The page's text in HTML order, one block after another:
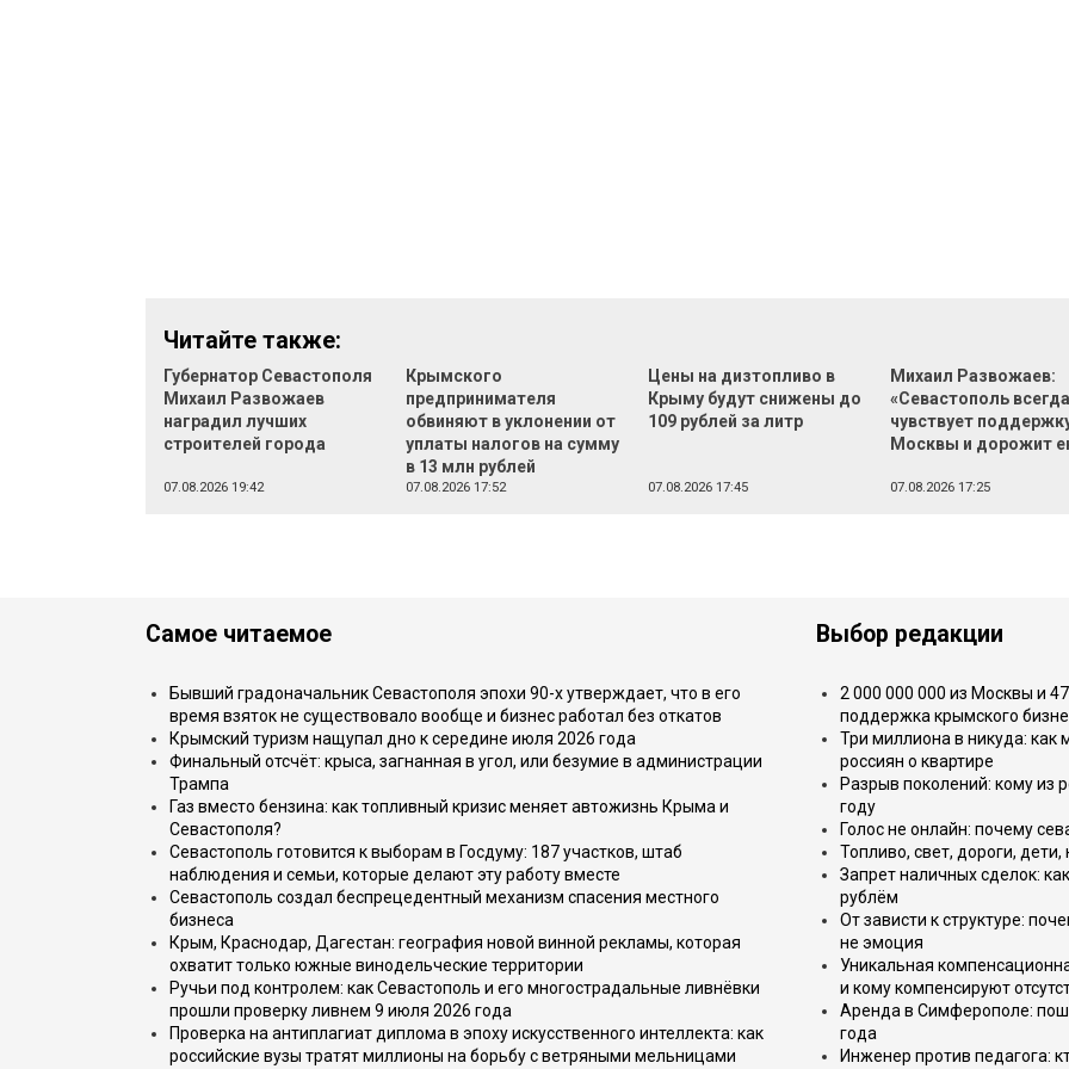
Читайте также:
Губернатор Севастополя
Михаил Развожаев
наградил лучших
строителей города
07.08.2026 19:42
Крымского
предпринимателя
обвиняют в уклонении от
уплаты налогов на сумму
в 13 млн рублей
07.08.2026 17:52
Цены на дизтопливо в
Крыму будут снижены до
109 рублей за литр
07.08.2026 17:45
Михаил Развожаев:
«Севастополь всегда
чувствует
Москвы и дорожит
07.08.2026 17:25
Самое читаемое
Бывший градоначальник Севастополя эпохи 90-х утверждает, что в его
время взяток не существовало вообще и бизнес работал без откатов
Крымский туризм нащупал дно к середине июля 2026 года
Финальный отсчёт: крыса, загнанная в угол, или безумие в администрации
Трампа
Газ вместо бензина: как топливный кризис меняет автожизнь Крыма и
Севастополя?
Севастополь готовится к выборам в Госдуму: 187 участков, штаб
наблюдения и семьи, которые делают эту работу вместе
Севастополь создал беспрецедентный механизм спасения местного
бизнеса
Крым, Краснодар, Дагестан: география новой винной рекламы, которая
охватит только южные винодельческие территории
Ручьи под контролем: как Севастополь и его многострадальные ливнёвки
прошли проверку ливнем 9 июля 2026 года
Проверка на антиплагиат диплома в эпоху искусственного интеллекта: как
российские вузы тратят миллионы на борьбу с ветряными мельницами
Выбор редакции
2 000 000 000 из Москвы и
поддержка крымского
Три миллиона в никуда:
россиян о квартире
Разрыв поколений: кому из
году
Голос не онлайн: почему
Топливо, свет, дороги,
Запрет наличных сделок:
рублём
От зависти к структуре:
не эмоция
Уникальная
и кому компенсируют
Аренда в Симферополе:
года
Инженер против педагога: